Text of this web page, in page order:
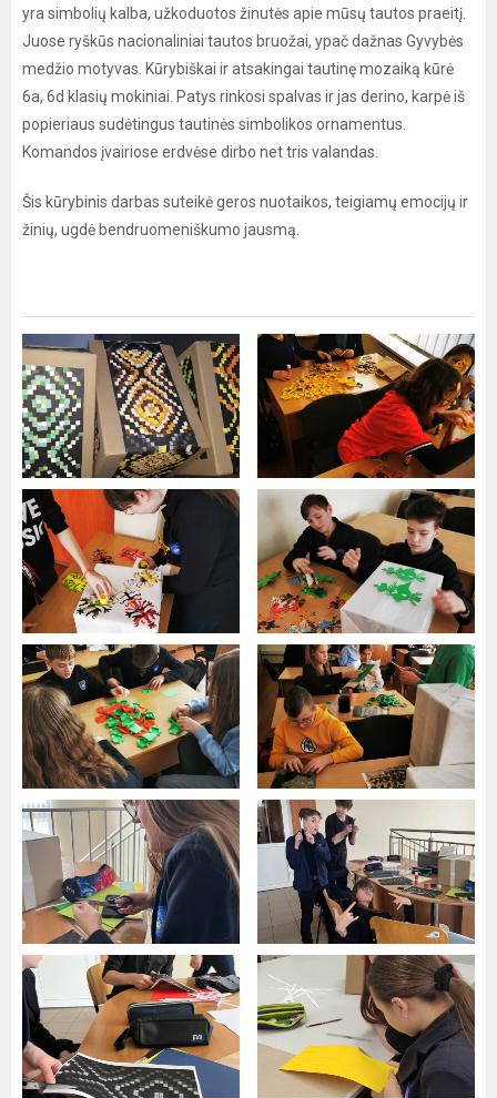
yra simbolių kalba, užkoduotos žinutės apie mūsų tautos praeitį.
Juose ryškūs nacionaliniai tautos bruožai, ypač dažnas Gyvybės
medžio motyvas. Kūrybiškai ir atsakingai tautinę mozaiką kūrė
6a, 6d klasių mokiniai. Patys rinkosi spalvas ir jas derino, karpė iš
popieriaus sudėtingus tautinės simbolikos ornamentus.
Komandos įvairiose erdvėse dirbo net tris valandas.
Šis kūrybinis darbas suteikė geros nuotaikos, teigiamų emocijų ir
žinių, ugdė bendruomeniškumo jausmą.